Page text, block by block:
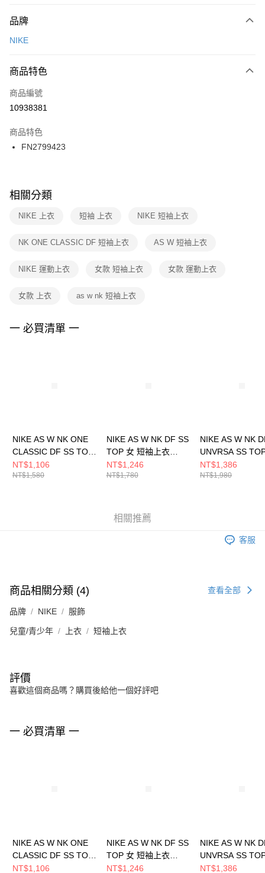
台灣樂天信用卡公司
【關於「AFTEE先享後付」】
便利好安心！
３．安心：先確認商品／服務後，再付款。
【「AFTEE先享後付」結帳流程】
１．於結帳方式選擇「AFTEE先享後付」後，將跳轉至「AFTEE先享後付」
２．訂單成立數日內，您將收到繳費通知簡訊。
３．收到繳費通知簡訊後14天內，點擊此簡訊中的連結，可透過四大超商／
ATM／網路銀行／等多元方式進行付款，方視為交易完成。
※ 交易是否成功請以「AFTEE先享後付 」之結帳頁面顯示為準，若有關於
是否繳費成功／繳費後需取消欲退款等相關疑問，請聯繫「AFTEE先享後付
客戶支援中心」
https://netprotections.freshdesk.com/support/home
１．透過由恩沛科技股份有限公司提供之「AFTEE先享後付」服務完成之交
權轉讓予恩沛科技股份有限公司。
３．未成年的使用者請事先徵得法定代理人或監護人之同意方可使用
４．使用「AFTEE先享後付」時，將依據個別帳號之用戶狀況，依本公司即
運送方式
每筆NT$100，滿NT$1,500(含以上)免運費
宅配
每筆NT$100，滿NT$1,500(含以上)免運費
品牌
NIKE
商品特色
商品編號
10938381
商品特色
FN2799423
相關分類
NIKE 上衣 短袖 上衣 NIKE 短袖上衣
NK ONE CLASSIC DF 短袖上衣 AS W 短袖上衣
NIKE 運動上衣 女款 短袖上衣 女款 運動上衣
女款 上衣 as w nk 短袖上衣
一 必買清單 一
NIKE AS W NK ONE
CLASSIC DF SS TOP
女 短袖上衣
FN2799685
NT$1,106
NT$1,580
NIKE AS W NK DF SS
TOP 女 短袖上衣
HQ8080104
NT$1,246
NT$1,780
NIKE AS W NK
UNVRSA SS
SNL 女 短袖上衣
IO1272502
NT$1,386
NT$1,980
相關推薦
客服
商品相關分類 (4) 查看全部
品牌 NIKE 服飾
兒童/青少年 上衣 短袖上衣
評價
喜歡這個商品嗎？購買後給他一個好評吧
一 必買清單 一
NIKE AS W NK ONE
CLASSIC DF SS TOP
女 短袖上衣
NT$1,106
NIKE AS W NK DF SS
TOP 女 短袖上衣
HQ8080104
NT$1,246
NIKE AS W NK
UNVRSA SS
SNL 女 短袖上衣
NT$1,386